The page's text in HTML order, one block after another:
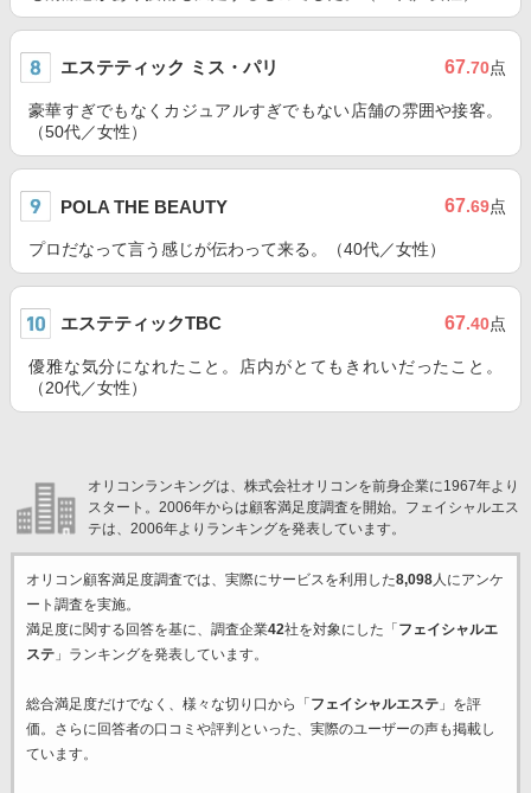
エステティック ミス・パリ 67.70点
豪華すぎでもなくカジュアルすぎでもない店舗の雰囲や接客。
（50代／女性）
POLA THE BEAUTY 67.69点
プロだなって言う感じが伝わって来る。（40代／女性）
エステティックTBC 67.40点
優雅な気分になれたこと。店内がとてもきれいだったこと。
（20代／女性）
オリコンランキングは、株式会社オリコンを前身企業に1967年より
スタート。2006年からは顧客満足度調査を開始。フェイシャルエス
テは、2006年よりランキングを発表しています。
オリコン顧客満足度調査では、実際にサービスを利用した8,098人にアンケ
ート調査を実施。
満足度に関する回答を基に、調査企業42社を対象にした「 フェイシャルエ
ステ」ランキングを発表しています。
総合満足度だけでなく、様々な切り口から「 フェイシャルエステ」を評
価。さらに回答者の口コミや評判といった、実際のユーザーの声も掲載し
ています。